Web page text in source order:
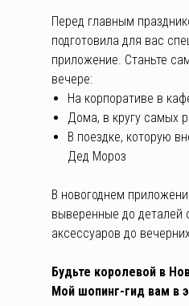
Перед главным
подготовила для вас
приложение. Станьте
вечере:
На корпоративе в
Дома, в кругу самых
В поездке, которую
Дед Мороз
В новогоднем
выверенные до деталей
аксессуаров до
Будьте королевой в
Мой шопинг-гид вам в